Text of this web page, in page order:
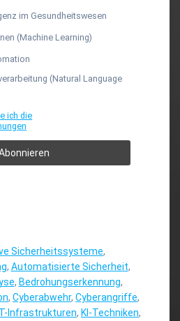
im Gesundheitswesen
(Machine Learning)
(Natural Language
ich die
Sicherheitssysteme,
, Automatisierte Sicherheit,
, Bedrohungserkennung,
, Cyberabwehr, Cyberangriffe,
Infrastrukturen, KI-Techniken,